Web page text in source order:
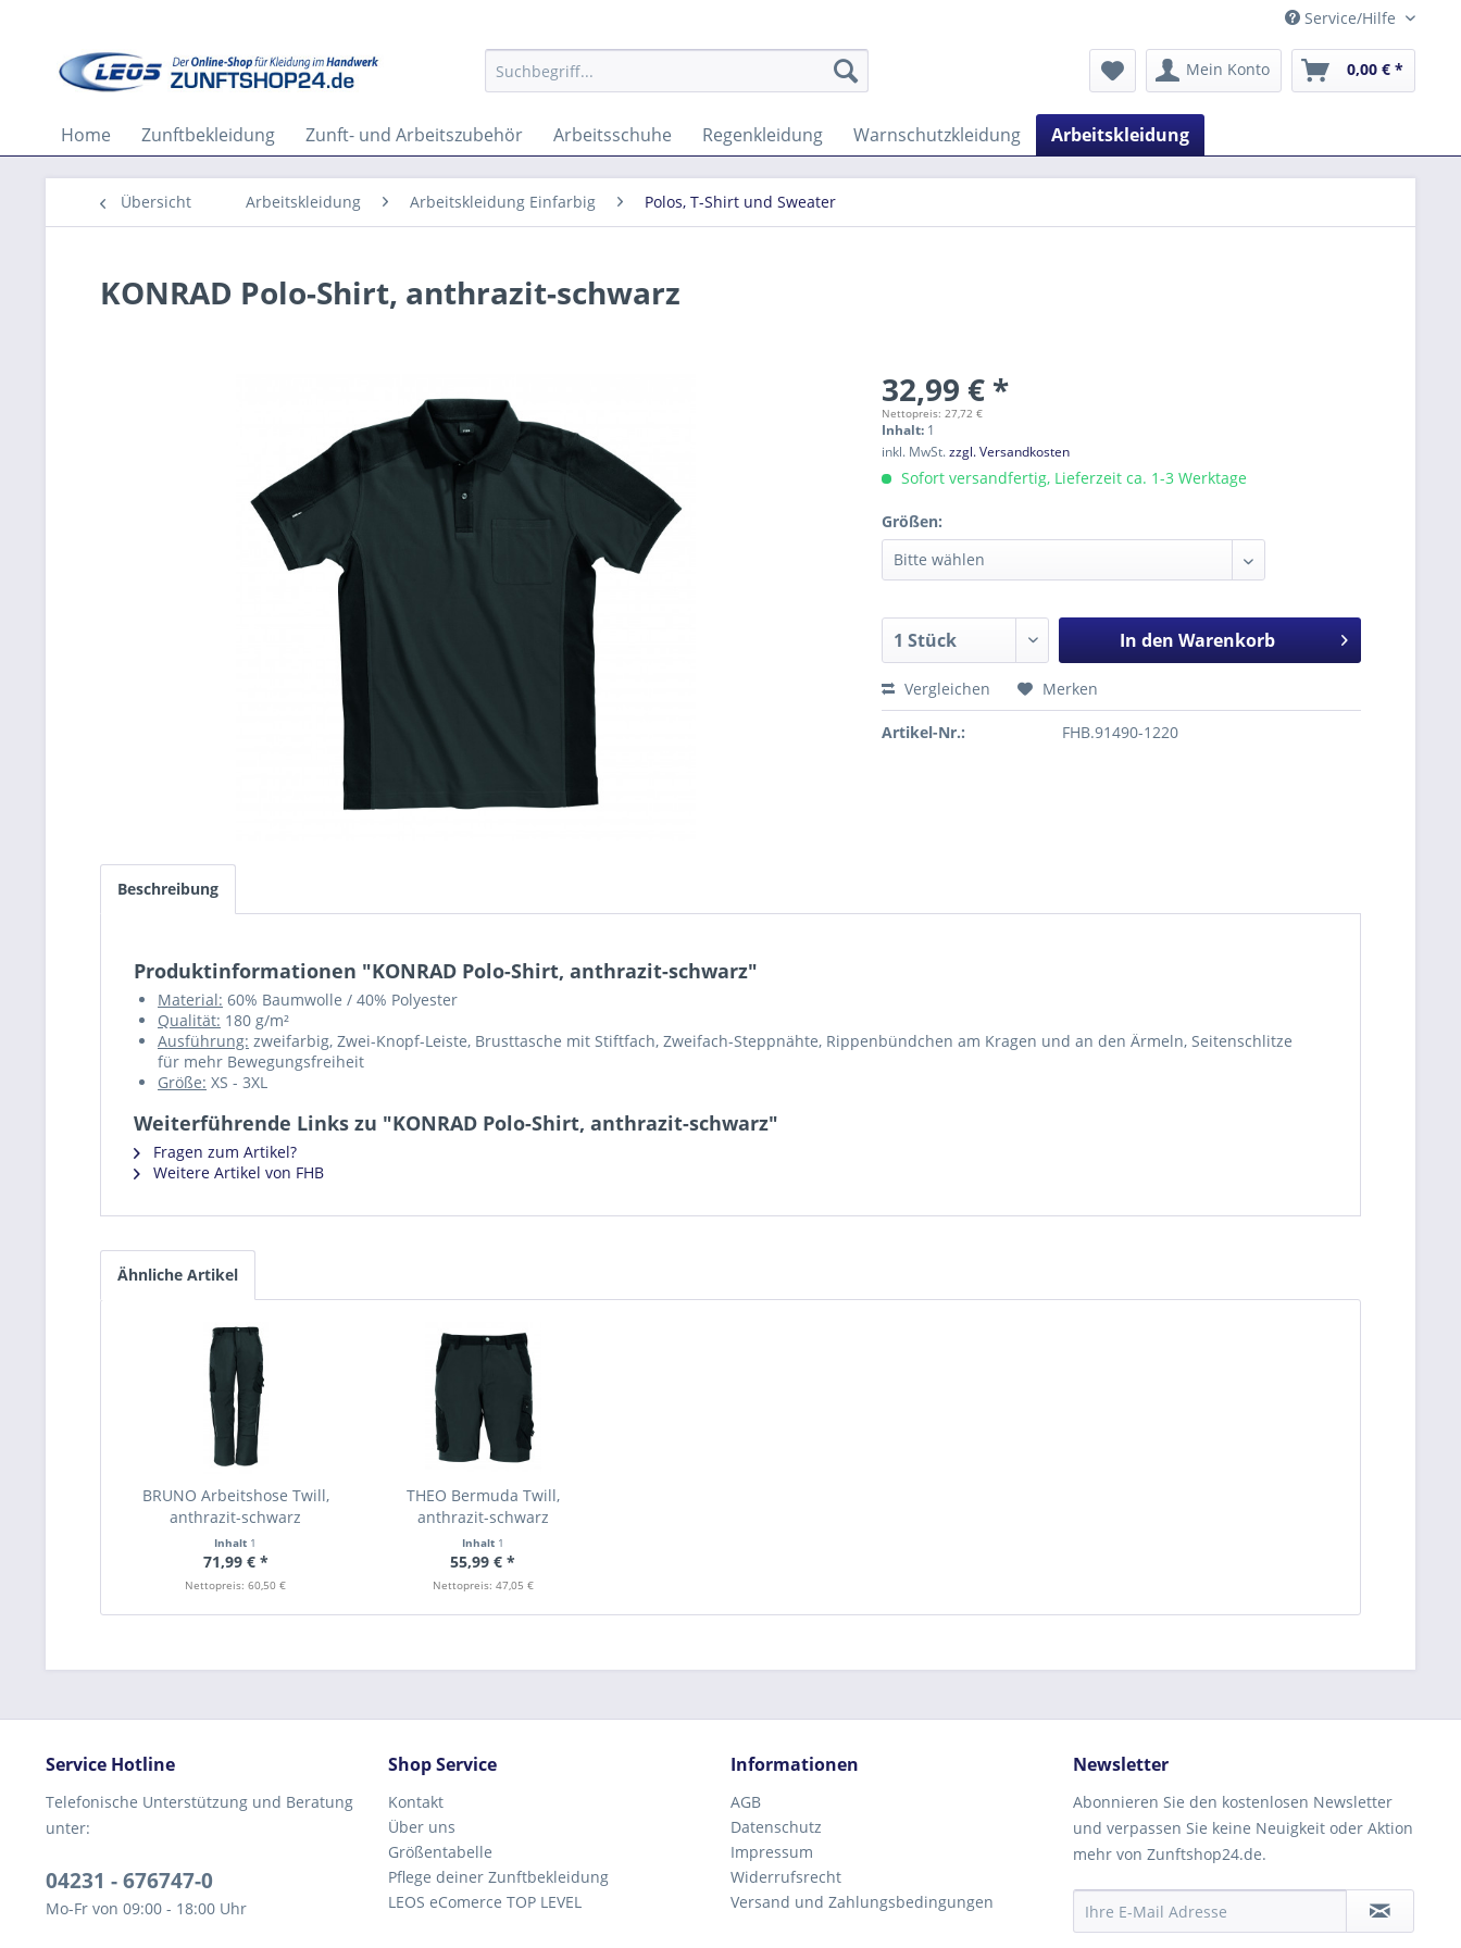
Service/Hilfe
Mein Konto 0,00 € *
Home Zunftbekleidung Zunft- und Arbeitszubehör Arbeitsschuhe Regenkleidung Warnschutzkleidung Arbeitskleidung
Übersicht Arbeitskleidung Arbeitskleidung Einfarbig Polos, T-Shirt und Sweater
KONRAD Polo-Shirt, anthrazit-schwarz
32,99 € *
Nettopreis: 27,72 €
Inhalt: 1
inkl. MwSt.zzgl. Versandkosten
Sofort versandfertig, Lieferzeit ca. 1-3 Werktage
Größen:
In den Warenkorb
Vergleichen Merken
Artikel-Nr.: FHB.91490-1220
Beschreibung
Produktinformationen "KONRAD Polo-Shirt, anthrazit-schwarz"
Material: 60% Baumwolle / 40% Polyester
Qualität: 180 g/m²
Ausführung: zweifarbig, Zwei-Knopf-Leiste, Brusttasche mit Stiftfach, Zweifach-Steppnähte, Rippenbündchen am Kragen und an den Ärmeln, Seitenschlitze
für mehr Bewegungsfreiheit
Größe: XS - 3XL
Weiterführende Links zu "KONRAD Polo-Shirt, anthrazit-schwarz"
Fragen zum Artikel?
Weitere Artikel von FHB
Ähnliche Artikel
BRUNO Arbeitshose Twill,
anthrazit-schwarz
Inhalt 1
71,99 € *
Nettopreis: 60,50 €
THEO Bermuda Twill,
anthrazit-schwarz
Inhalt 1
55,99 € *
Nettopreis: 47,05 €
Service Hotline
Telefonische Unterstützung und Beratung
unter:
04231 - 676747-0
Mo-Fr von 09:00 - 18:00 Uhr
Shop Service
Kontakt
Über uns
Größentabelle
Pflege deiner Zunftbekleidung
LEOS eComerce TOP LEVEL
Informationen
AGB
Datenschutz
Impressum
Widerrufsrecht
Versand und Zahlungsbedingungen
Newsletter
Abonnieren Sie den kostenlosen Newsletter
und verpassen Sie keine Neuigkeit oder Aktion
mehr von Zunftshop24.de.